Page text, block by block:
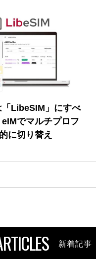
LibeSIM」にすべ
でマルチプロフ
に切り替え
新着記事